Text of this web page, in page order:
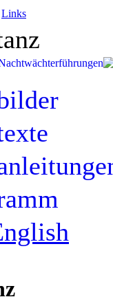
Links